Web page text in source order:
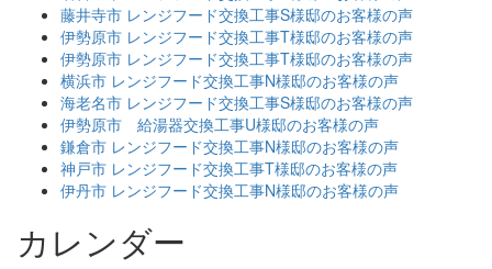
藤井寺市 レンジフード交換工事S様邸のお客様の声
伊勢原市 レンジフード交換工事T様邸のお客様の声
伊勢原市 レンジフード交換工事T様邸のお客様の声
横浜市 レンジフード交換工事N様邸のお客様の声
海老名市 レンジフード交換工事S様邸のお客様の声
伊勢原市 給湯器交換工事U様邸のお客様の声
鎌倉市 レンジフード交換工事N様邸のお客様の声
神戸市 レンジフード交換工事T様邸のお客様の声
伊丹市 レンジフード交換工事N様邸のお客様の声
カレンダー